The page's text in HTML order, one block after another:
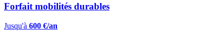
Forfait mobilités durables
Jusqu'à 600 €/an